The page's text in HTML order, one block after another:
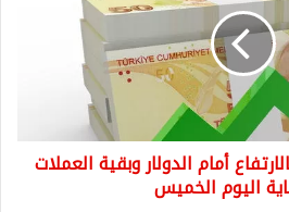
أمام الدولار وبقية العملات
اليوم الخميس